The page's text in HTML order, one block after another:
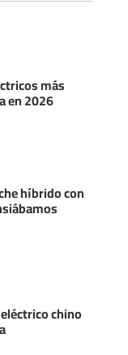
más
en 2026
híbrido con
eléctrico chino